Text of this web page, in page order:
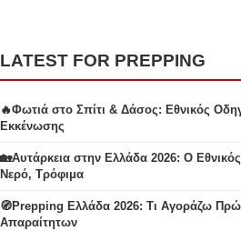
LATEST FOR PREPPING
🔥Φωτιά στο Σπίτι & Δάσος: Εθνικός
Εκκένωσης
🏡Αυτάρκεια στην Ελλάδα 2026: Ο
Νερό, Τρόφιμα
🧭Prepping Ελλάδα 2026: Τι Αγοράζω
Απαραίτητων